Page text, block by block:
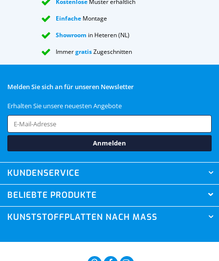
Einfache Montage
Showroom in Heteren (NL)
ImmergratisZugeschnitten
Melden Sie sich an für unseren Newsletter
Erhalten Sie unsere neuesten Angebote
Anmelden
KUNDENSERVICE
BELIEBTE PRODUKTE
KUNSTSTOFFPLATTEN NACH MASS